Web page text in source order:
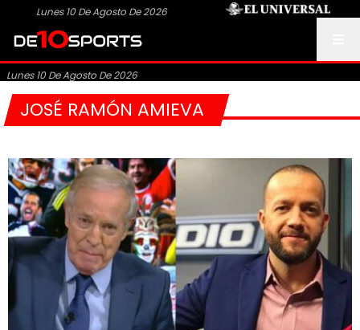
Lunes 10 De Agosto De 2026
Lunes 10 De Agosto De 2026
JOSÉ RAMÓN AMIEVA